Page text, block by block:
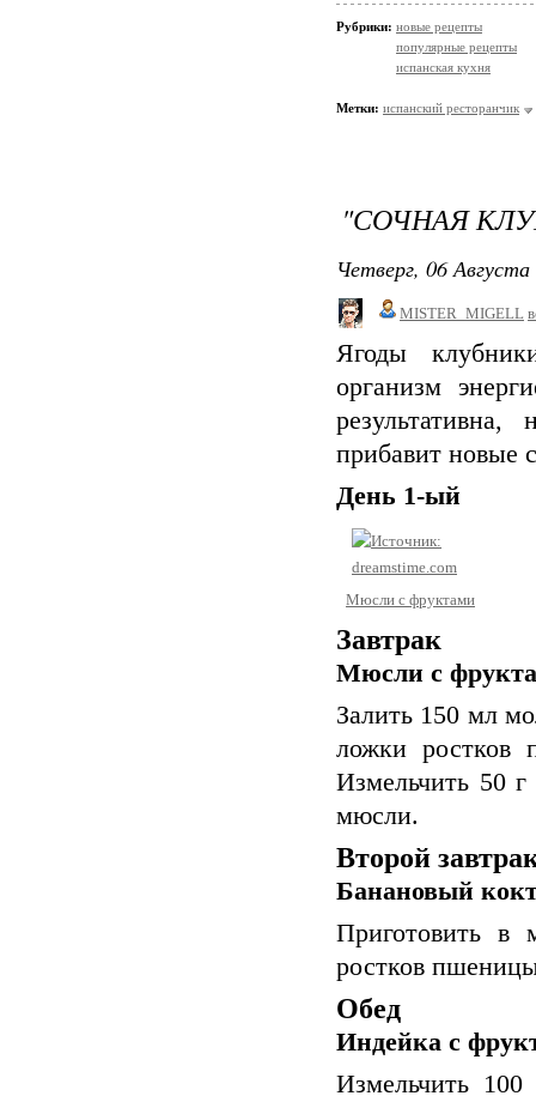
Рубрики: новые рецепты
популярные рецепты
испанская кухня
Метки: испанский ресторанчик
"СОЧНАЯ
Четверг, 06
MISTER_MIGELL
Ягоды
организм
прибавит новые
День 1-ый
Мюсли с фруктами
Завтрак
Мюсли с
Залить 150 мл
ложки
Измельчить 50
мюсли.
Второй
Банановый
Приготовить в
ростков
Обед
Индейка с
Измельчить